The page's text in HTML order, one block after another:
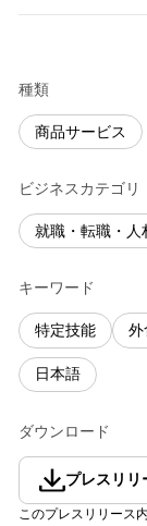
種類
商品サービス
ビジネスカテゴリ
就職・転職・人
キーワード
特定技能 外
日本語
ダウンロード
プレスリリ
このプレスリリース